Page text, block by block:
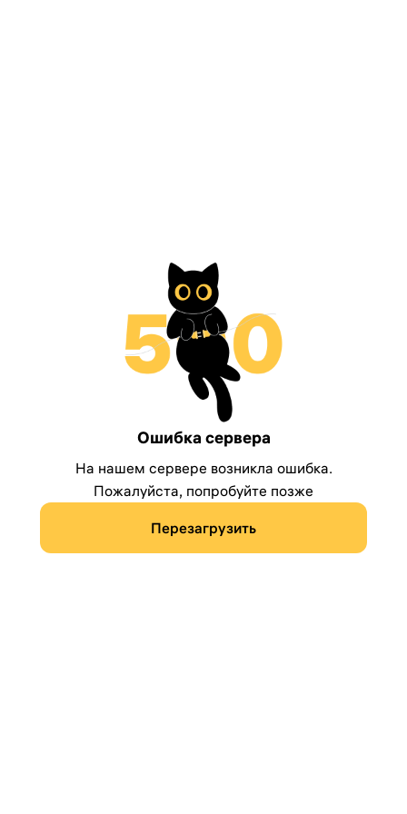
Ошибка сервера
На нашем сервере возникла ошибка.
Пожалуйста, попробуйте позже
Перезагрузить